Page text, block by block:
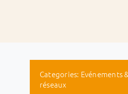
Categories: Evénements
réseaux